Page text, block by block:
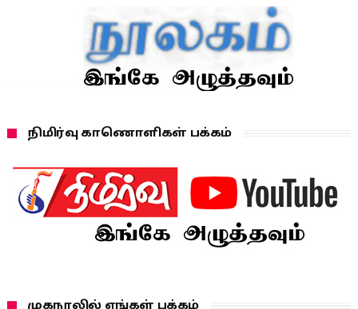
நிமிர்வு காணொளிகள் பக்கம்
முகநூலில் எங்கள் பக்கம்